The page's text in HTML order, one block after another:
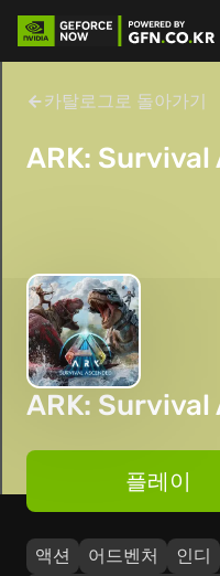
카탈로그로 돌아가기
ARK:
ARK:
액션 어드벤처 인디
플레이